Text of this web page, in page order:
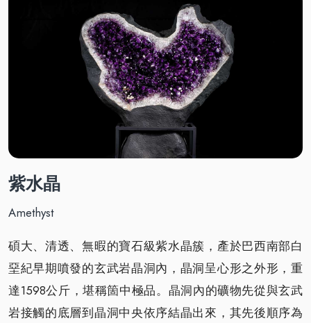
紫水晶
Amethyst
碩大、清透、無暇的寶石級紫水晶簇，產於巴西南部白
堊紀早期噴發的玄武岩晶洞內，晶洞呈心形之外形，重
達1598公斤，堪稱箇中極品。晶洞內的礦物先從與玄武
岩接觸的底層到晶洞中央依序結晶出來，其先後順序為